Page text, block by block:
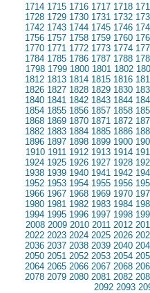
1714 1715 1716 1717 1718
1728 1729 1730 1731 1732
1742 1743 1744 1745 1746
1756 1757 1758 1759 1760
1770 1771 1772 1773 1774
1784 1785 1786 1787 1788
1798 1799 1800 1801 1802
1812 1813 1814 1815 1816
1826 1827 1828 1829 1830
1840 1841 1842 1843 1844
1854 1855 1856 1857 1858
1868 1869 1870 1871 1872
1882 1883 1884 1885 1886
1896 1897 1898 1899 1900
1910 1911 1912 1913 1914
1924 1925 1926 1927 1928
1938 1939 1940 1941 1942
1952 1953 1954 1955 1956
1966 1967 1968 1969 1970
1980 1981 1982 1983 1984
1994 1995 1996 1997 1998
2008 2009 2010 2011 2012
2022 2023 2024 2025 2026
2036 2037 2038 2039 2040
2050 2051 2052 2053 2054
2064 2065 2066 2067 2068
2078 2079 2080 2081 2082
2092 2093